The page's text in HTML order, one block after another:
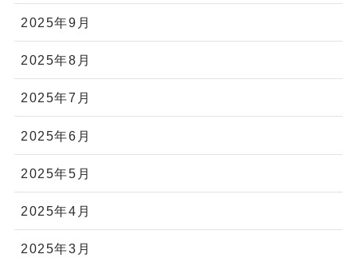
2025年9月
2025年8月
2025年7月
2025年6月
2025年5月
2025年4月
2025年3月